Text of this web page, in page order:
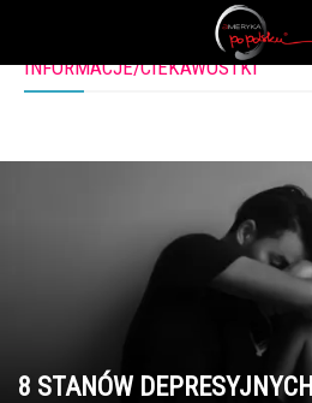
INFORMACJE/CIEKAWOSTKI
INFORMACJE/CIEKAWOSTKI
8 STANÓW DEPRESYJNYCH